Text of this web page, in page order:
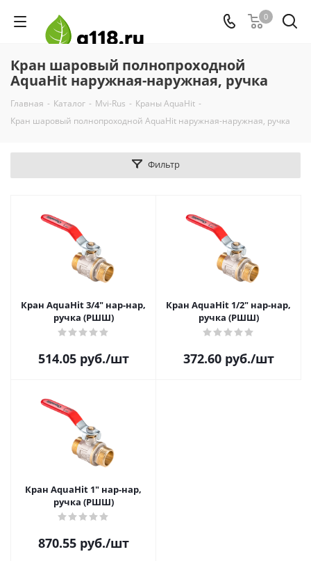
0
Кран шаровый полнопроходной
AquaHit наружная-наружная, ручка
Главная - Каталог - Mvi-Rus - Краны AquaHit -
Кран шаровый полнопроходной AquaHit наружная-наружная, ручка
Фильтр
Кран AquaHit 3/4" нар-нар,
ручка (РШШ)
514.05руб./шт
Кран AquaHit 1/2" нар-нар,
ручка (РШШ)
372.60руб./шт
Кран AquaHit 1" нар-нар,
ручка (РШШ)
870.55руб./шт